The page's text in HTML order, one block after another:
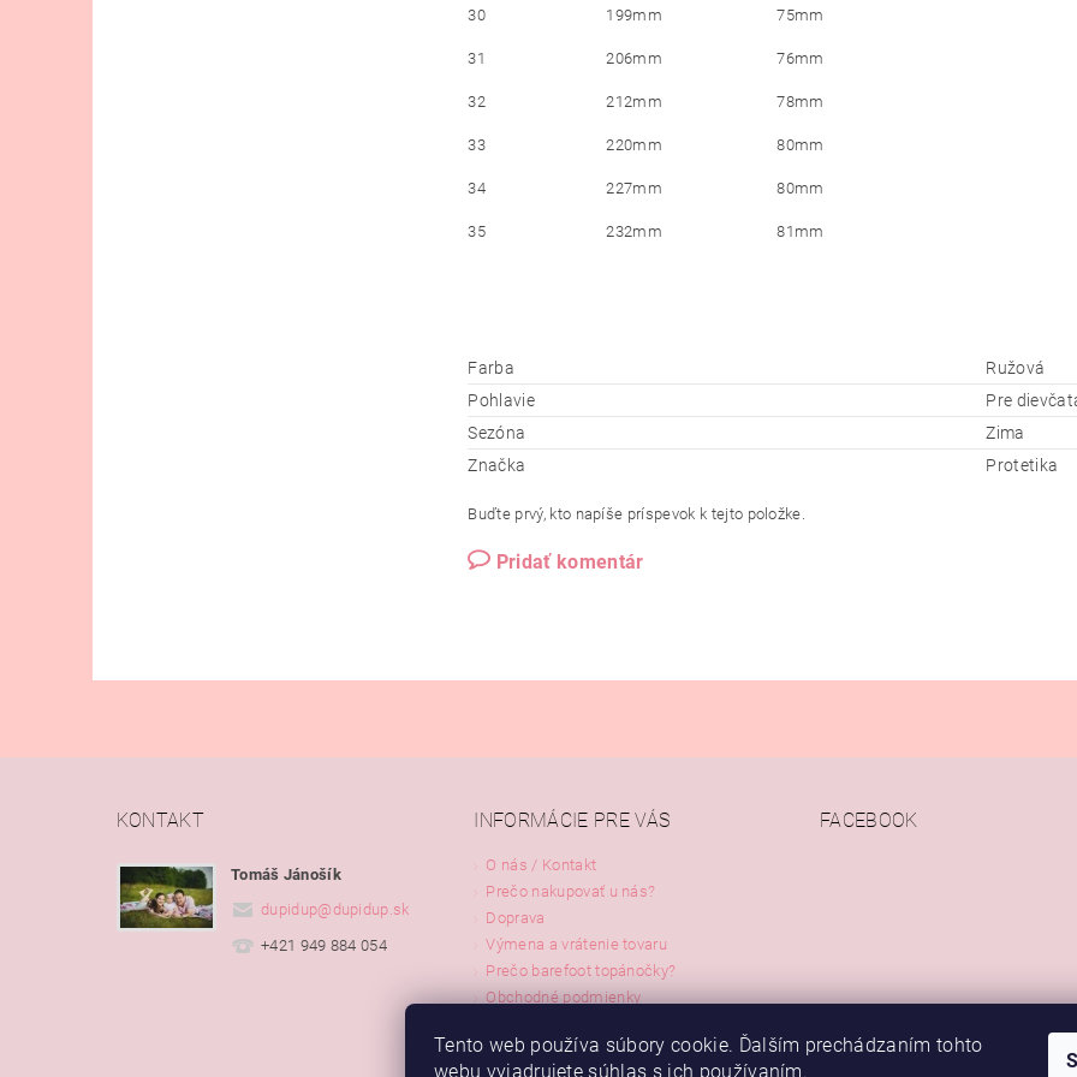
30 199mm 75mm
31 206mm 76mm
32 212mm 78mm
33 220mm 80mm
34 227mm 80mm
35 232mm 81mm
Farba
Ružová
Pohlavie
Pre
Sezóna
Zima
Značka
Protetika
Buďte prvý, kto napíše príspevok k tejto položke.
Pridať komentár
KONTAKT
Tomáš Jánošík
dupidup@dupidup.sk
+421 949 884 054
INFORMÁCIE PRE VÁS
O nás / Kontakt
Prečo nakupovať u nás?
Doprava
Výmena a vrátenie tovaru
Prečo barefoot topánočky?
Obchodné podmienky
FACEBOOK
Doprava
Tento web používa súbory cookie. Ďalším prechádzaním tohto
webu vyjadrujete súhlas s ich používaním.